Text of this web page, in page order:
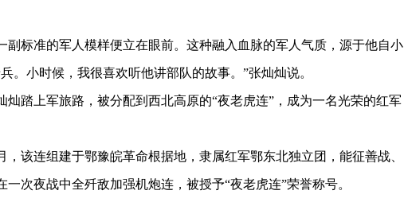
标准的军人模样便立在眼前。这种融入血脉的军人气质，源于他自小
。小时候，我很喜欢听他讲部队的故事。”张灿灿说。
踏上军旅路，被分配到西北高原的“夜老虎连”，成为一名光荣的红军
该连组建于鄂豫皖革命根据地，隶属红军鄂东北独立团，能征善战、
次夜战中全歼敌加强机炮连，被授予“夜老虎连”荣誉称号。